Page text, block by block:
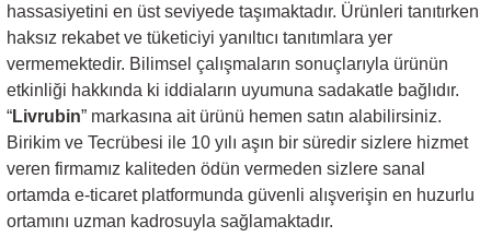
hassasiyetini en üst seviyede taşımaktadır. Ürünleri tanıtırken
haksız rekabet ve tüketiciyi yanıltıcı tanıtımlara yer
vermemektedir. Bilimsel çalışmaların sonuçlarıyla ürünün
etkinliği hakkında ki iddiaların uyumuna sadakatle bağlıdır.
“Livrubin” markasına ait ürünü hemen satın alabilirsiniz.
Birikim ve Tecrübesi ile 10 yılı aşın bir süredir sizlere hizmet
veren firmamız kaliteden ödün vermeden sizlere sanal
ortamda e-ticaret platformunda güvenli alışverişin en huzurlu
ortamını uzman kadrosuyla sağlamaktadır.